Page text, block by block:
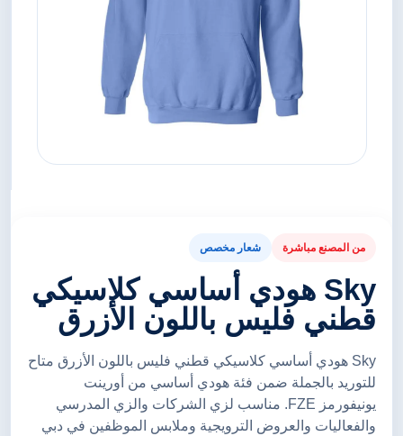
من المصنع مباشرة شعار مخصص
Sky هودي أساسي كلاسيكي
قطني فليس باللون الأزرق
Sky هودي أساسي كلاسيكي قطني فليس باللون الأزرق متاح
للتوريد بالجملة ضمن فئة هودي أساسي من أورينت
يونيفورمز FZE. مناسب لزي الشركات والزي المدرسي
والفعاليات والعروض الترويجية وملابس الموظفين في دبي